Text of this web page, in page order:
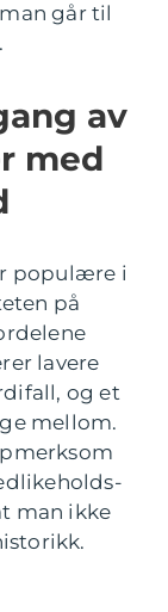
går til
av
med
populære i
på
lavere
og et
mellom.
man ikke